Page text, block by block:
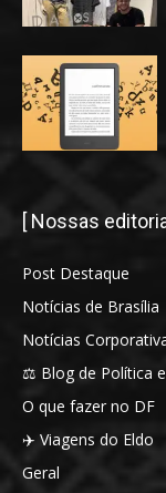
[ Nossas
Post Destaque
Notícias de Brasília
Notícias
⚖️ Blog de Política
O que fazer no DF
✈️ Viagens do Eldo
Geral